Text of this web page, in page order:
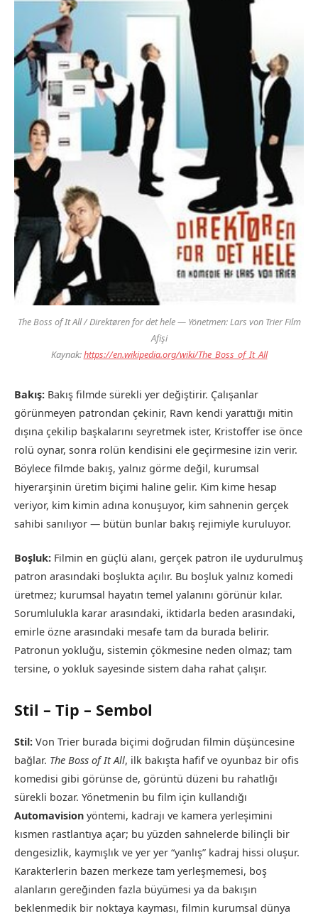
The Boss of It All / Direktøren for det hele— Yönetmen: Lars von Trier Film
Afişi
Kaynak:https://en.wikipedia.org/wiki/The_Boss_of_It_All
Bakış: Bakış filmde sürekli yer değiştirir. Çalışanlar
görünmeyen patrondan çekinir, Ravn kendi yarattığı mitin
dışına çekilip başkalarını seyretmek ister, Kristoffer ise önce
rolü oynar, sonra rolün kendisini ele geçirmesine izin verir.
Böylece filmde bakış, yalnız görme değil, kurumsal
hiyerarşinin üretim biçimi haline gelir. Kim kime hesap
veriyor, kim kimin adına konuşuyor, kim sahnenin gerçek
sahibi sanılıyor — bütün bunlar bakış rejimiyle kuruluyor.
Boşluk: Filmin en güçlü alanı, gerçek patron ile uydurulmuş
patron arasındaki boşlukta açılır. Bu boşluk yalnız komedi
üretmez; kurumsal hayatın temel yalanını görünür kılar.
Sorumlulukla karar arasındaki, iktidarla beden arasındaki,
emirle özne arasındaki mesafe tam da burada belirir.
Patronun yokluğu, sistemin çökmesine neden olmaz; tam
tersine, o yokluk sayesinde sistem daha rahat çalışır.
Stil – Tip – Sembol
Stil: Von Trier burada biçimi doğrudan filmin düşüncesine
bağlar. The Boss of It All, ilk bakışta hafif ve oyunbaz bir ofis
komedisi gibi görünse de, görüntü düzeni bu rahatlığı
sürekli bozar. Yönetmenin bu film için kullandığı
Automavision yöntemi, kadrajı ve kamera yerleşimini
kısmen rastlantıya açar; bu yüzden sahnelerde bilinçli bir
dengesizlik, kaymışlık ve yer yer “yanlış” kadraj hissi oluşur.
Karakterlerin bazen merkeze tam yerleşmemesi, boş
alanların gereğinden fazla büyümesi ya da bakışın
beklenmedik bir noktaya kayması, filmin kurumsal dünya